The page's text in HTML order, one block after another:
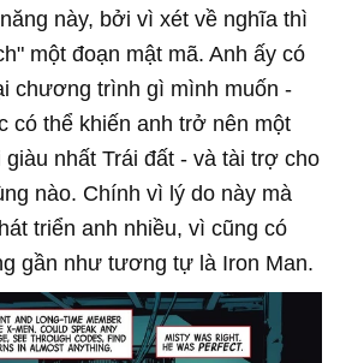
này, bởi vì xét về nghĩa thì
một đoạn mật mã. Anh ấy có
chương trình gì mình muốn -
có thể khiến anh trở nên một
nhất Trái đất - và tài trợ cho
nào. Chính vì lý do này mà
triển anh nhiều, vì cũng có
gần như tương tự là Iron Man.